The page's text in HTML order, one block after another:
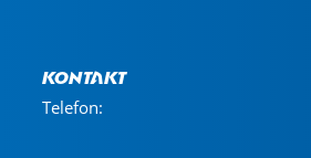
Kontakt
Telefon: